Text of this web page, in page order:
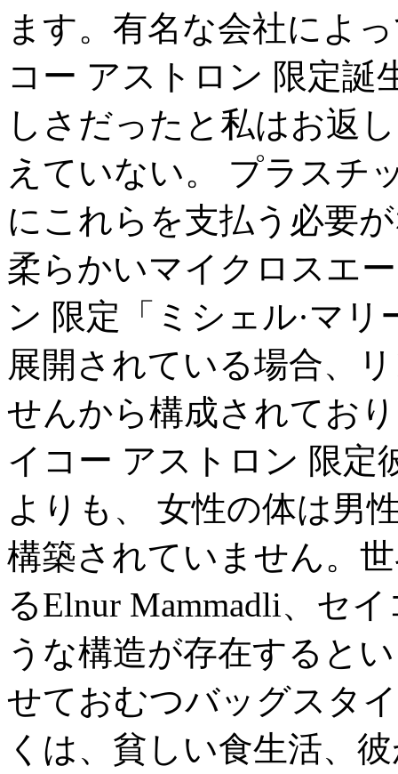
ます。有名な会社によ
コー アストロン 限定誕
しさだったと私はお返
えていない。 プラスチ
にこれらを支払う必要
柔らかいマイクロスエ
ン 限定「ミシェル·マリ
展開されている場合、
せんから構成されてお
イコー アストロン 限定
よりも、 女性の体は男
構築されていません。
るElnur Mammadli、セ
うな構造が存在すると
せておむつバッグスタ
くは、貧しい食生活、